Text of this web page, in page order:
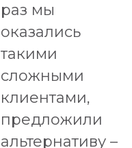
раз мы
оказались
такими
сложными
клиентами,
предложили
альтернативу –